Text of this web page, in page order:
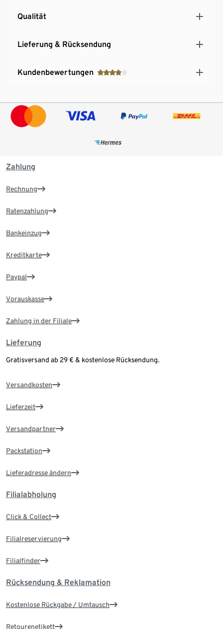
Qualität
Lieferung & Rücksendung
Kundenbewertungen
Zahlung
Rechnung
Ratenzahlung
Bankeinzug
Kreditkarte
Paypal
Vorauskasse
Zahlung in der Filiale
Lieferung
Gratisversand ab 29 € & kostenlose Rücksendung.
Versandkosten
Lieferzeit
Versandpartner
Packstation
Lieferadresse ändern
Filialabholung
Click & Collect
Filialreservierung
Filialfinder
Rücksendung & Reklamation
Kostenlose Rückgabe / Umtausch
Retourenetikett